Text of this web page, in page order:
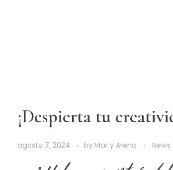
¡Despierta tu
agosto 7, 2024 by Mar y Arena News